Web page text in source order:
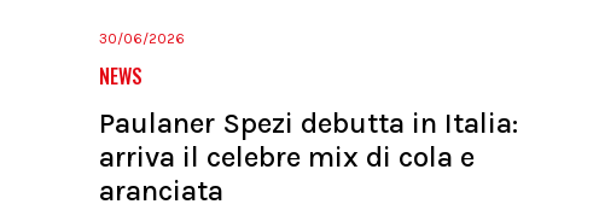
30/06/2026
NEWS
Paulaner Spezi debutta in Italia:
arriva il celebre mix di cola e
aranciata